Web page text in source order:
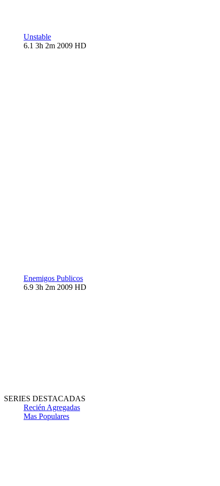
Unstable
6.1 3h 2m 2009 HD
Enemigos Publicos
6.9 3h 2m 2009 HD
SERIES DESTACADAS
Recién Agregadas
Mas Populares